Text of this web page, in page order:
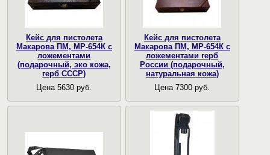
Кейс для пистолета
Макарова ПМ, МР-654К с
ложементами
(подарочный, эко кожа,
герб СССР)
Цена 5630 руб.
Кейс для пистолета
Макарова ПМ, МР-654К с
ложементами герб
России (подарочный,
натуральная кожа)
Цена 7300 руб.